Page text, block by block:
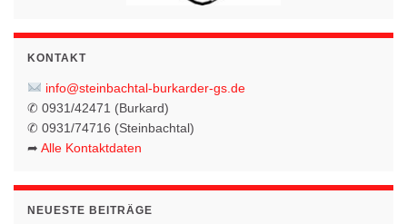
KONTAKT
info@steinbachtal-burkarder-gs.de
✆ 0931/42471 (Burkard)
✆ 0931/74716 (Steinbachtal)
➦ Alle Kontaktdaten
NEUESTE BEITRÄGE